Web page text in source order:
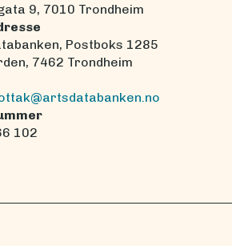
9, 7010 Trondheim
Postboks 1285
7462 Trondheim
102